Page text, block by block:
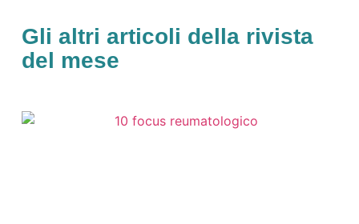
Gli altri articoli della rivista
del mese